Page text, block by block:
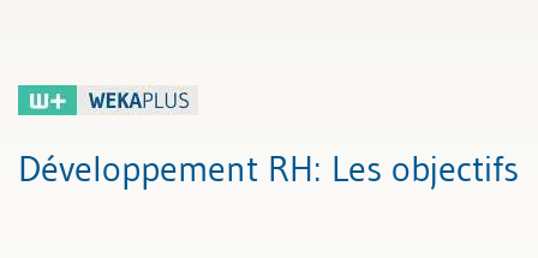
Tous les experts
Développement RH: Les objectifs